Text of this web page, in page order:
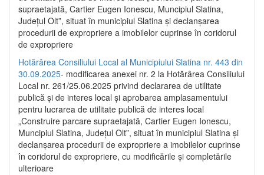
supraetajată, Cartier Eugen Ionescu, Muncipiul Slatina,
Județul Olt”, situat în municipiul Slatina și declanșarea
procedurii de expropriere a imobilelor cuprinse în coridorul
de expropriere
Hotărârea Consiliului Local al Municipiului Slatina nr. 443 din
30.09.2025- modificarea anexei nr. 2 la Hotărârea Consiliului
Local nr. 261/25.06.2025 privind declararea de utilitate
publică şi de interes local şi aprobarea amplasamentului
pentru lucrarea de utilitate publică de interes local
„Construire parcare supraetajată, Cartier Eugen Ionescu,
Muncipiul Slatina, Judeţul Olt”, situat în municipiul Slatina şi
declanşarea procedurii de expropriere a imobilelor cuprinse
în coridorul de expropriere, cu modificările şi completările
ulterioare